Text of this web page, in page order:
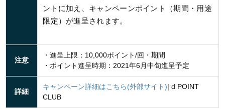
ントに加え、キャンペーンポイント（期間・用途
限定）が進呈されます。
注意
・進呈上限：10,000ポイント/回・期間
・ポイント進呈時期：2021年6月中旬進呈予定
詳細
キャンペーン詳細はこちら(外部サイト)| d POINT
CLUB